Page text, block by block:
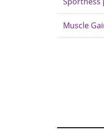
Muscle